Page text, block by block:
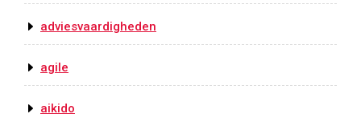
adviesvaardigheden
agile
aikido